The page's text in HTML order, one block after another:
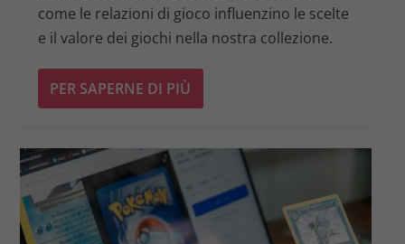
come le relazioni di gioco influenzino le scelte
e il valore dei giochi nella nostra collezione.
PER SAPERNE DI PIÙ